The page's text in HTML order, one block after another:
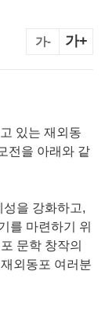
가- 가+
있는 재외동
전을 아래와 같
을 강화하고,
를 마련하기 위
문학 창작의
외동포 여러분